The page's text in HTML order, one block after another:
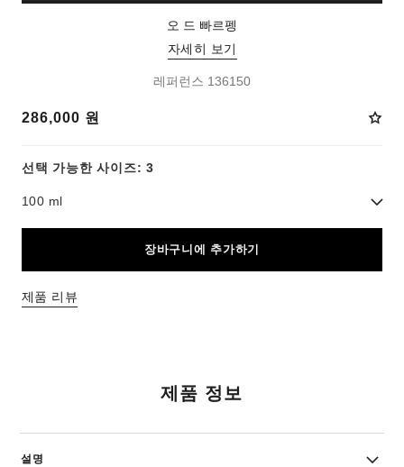
오 드 빠르펭
자세히 보기
레퍼런스 136150
286,000 원
선택 가능한 사이즈: 3
100 ml
장바구니에 추가하기
제품 리뷰
제품 정보
설명